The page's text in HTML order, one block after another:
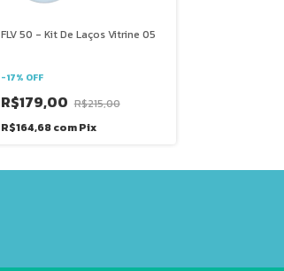
FLV 50 - Kit De Laços Vitrine 05
-17% OFF
R$179,00 R$215,00
R$164,68comPix